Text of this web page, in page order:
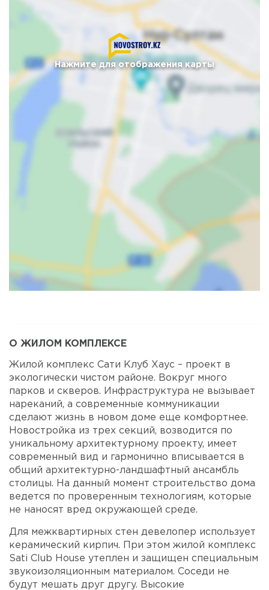
Нажмите для отображения карты
О ЖИЛОМ КОМПЛЕКСЕ
Жилой комплекс Сати Клуб Хаус – проект в
экологически чистом районе. Вокруг много
парков и скверов. Инфраструктура не вызывает
нареканий, а современные коммуникации
сделают жизнь в новом доме еще комфортнее.
Новостройка из трех секций, возводится по
уникальному архитектурному проекту, имеет
современный вид и гармонично вписывается в
общий архитектурно-ландшафтный ансамбль
столицы. На данный момент строительство дома
ведется по проверенным технологиям, которые
не наносят вред окружающей среде.
Для межквартирных стен девелопер использует
керамический кирпич. При этом жилой комплекс
Sati Club House утеплен и защищен специальным
звукоизоляционным материалом. Соседи не
будут мешать друг другу. Высокие